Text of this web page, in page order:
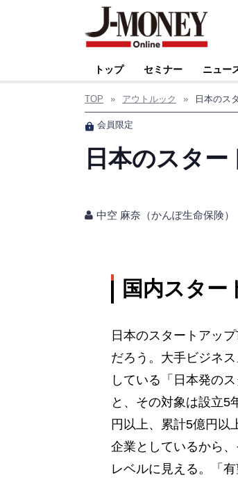
トップ セミナー ニュー
TOP » アウトルック » 日本のス
会員限定
日本のスタ
中空 麻奈（かんぽ生命保険）
国内スター
日本のスタートアッ
だろう。大手ビジネ
している「日本発の
と、その対象は設立5
円以上、累計5億円以
企業としているから
レベルに見える。「